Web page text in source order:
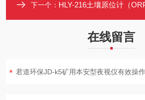
下一个： HLY-216土壤原位计（ORP计）
在线留言